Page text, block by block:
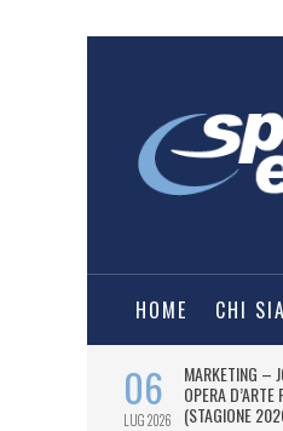
HOME CHI
06
LUG 2026
MARKETING –
OPERA D’ARTE
(STAGIONE